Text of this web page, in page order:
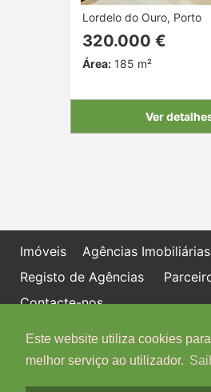
Este website utiliza cookies
melhor serviço ao utilizador.
Lordelo do Ouro, Porto
320.000 €
Área:185 m²
Ver
Imóveis
Agências Imobiliárias
Registo de Agências
Contacte-nos
Política de proteção de dados
Livro de Reclamações online
Centro de Informação, Mediação e
Algarve - Edifício Ninho de Empresas,